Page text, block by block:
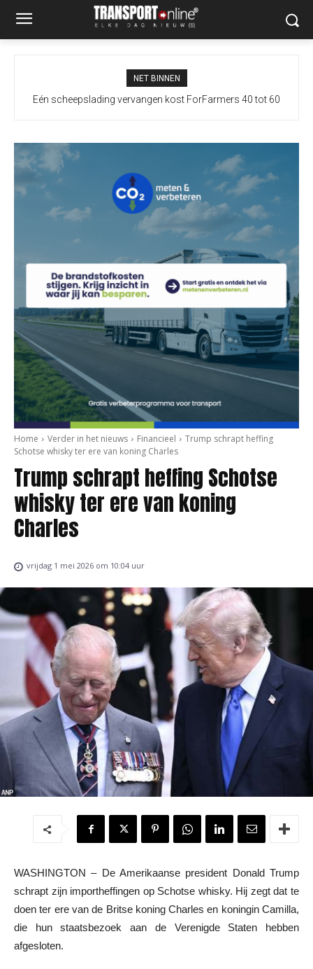
NET BINNEN
Eén scheepslading vervangen kost ForFarmers 40 tot 60
Home Verder in het nieuws Financieel
Trump schrapt heffing
Schotse whisky ter ere van koning Charles
Trump schrapt heffing Schotse
whisky ter ere van koning
Charles
vrijdag 1 mei 2026 om 10:04 uur
WASHINGTON – De Amerikaanse president Donald Trump
schrapt zijn importheffingen op Schotse whisky. Hij zegt dat te
doen ter ere van de Britse koning Charles en koningin Camilla,
die hun staatsbezoek aan de Verenigde Staten hebben
afgesloten.